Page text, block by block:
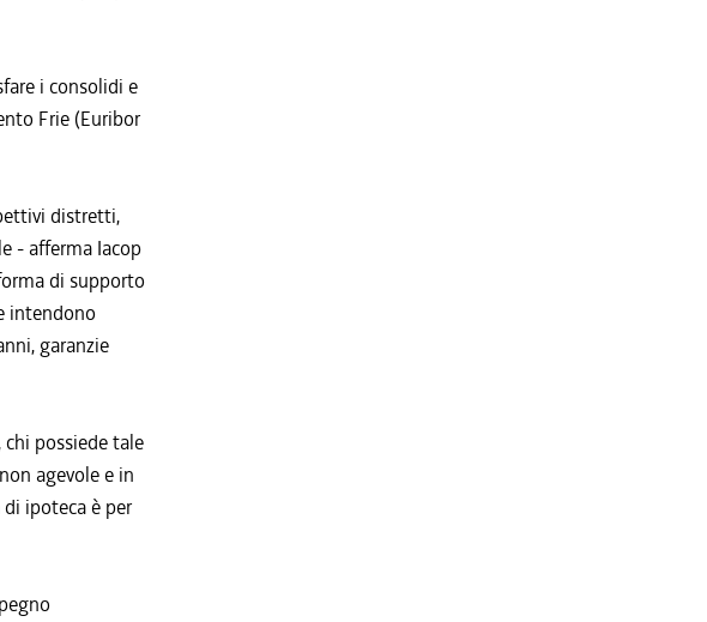
i consolidi e
Frie (Euribor
distretti,
- afferma Iacop
di supporto
intendono
garanzie
possiede tale
agevole e in
ipoteca è per